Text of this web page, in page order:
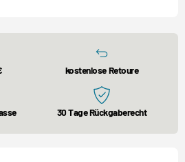
kostenlose Retoure
30 Tage Rückgaberecht